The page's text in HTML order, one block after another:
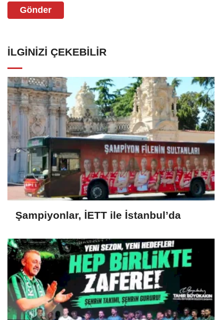
Gönder
İLGINIZI ÇEKEBILIR
Şampiyonlar, İETT ile İstanbul’da